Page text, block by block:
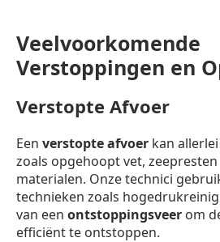
Veelvoorkomende
Verstoppingen en
Verstopte Afvoer
Een verstopte afvoer kan
zoals opgehoopt vet,
materialen. Onze technici
technieken zoals
van een ontstoppingsveer om
efficiënt te ontstoppen.